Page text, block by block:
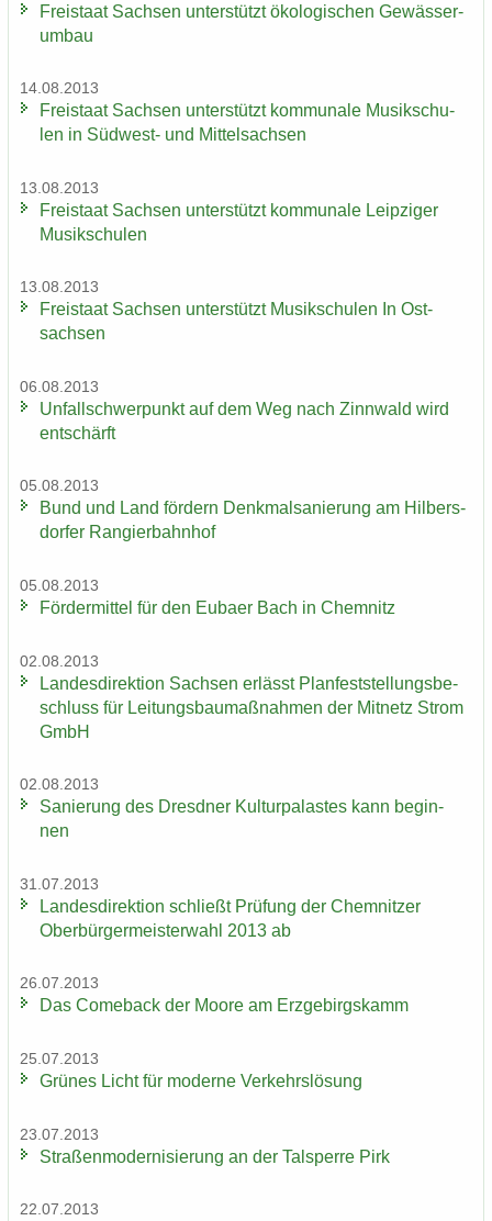
Frei­staat Sach­sen un­ter­stützt öko­lo­gi­schen Ge­wäs­ser­
um­bau
14.08.2013
Frei­staat Sach­sen un­ter­stützt kom­mu­na­le Mu­sik­schu­
len in Südwest-​ und Mit­tel­sach­sen
13.08.2013
Frei­staat Sach­sen un­ter­stützt kom­mu­na­le Leip­zi­ger
Mu­sik­schu­len
13.08.2013
Frei­staat Sach­sen un­ter­stützt Mu­sik­schu­len In Ost­
sach­sen
06.08.2013
Un­fall­schwer­punkt auf dem Weg nach Zinn­wald wird
ent­schärft
05.08.2013
Bund und Land för­dern Denk­mal­sa­nie­rung am Hil­bers­
dor­fer Ran­gier­bahn­hof
05.08.2013
För­der­mit­tel für den Eu­ba­er Bach in Chem­nitz
02.08.2013
Lan­des­di­rek­ti­on Sach­sen er­lässt Plan­fest­stel­lungs­be­
schluss für Lei­tungs­bau­maß­nah­men der Mit­netz Strom
GmbH
02.08.2013
Sa­nie­rung des Dresd­ner Kul­tur­pa­las­tes kann be­gin­
nen
31.07.2013
Lan­des­di­rek­ti­on schließt Prü­fung der Chem­nit­zer
Ober­bür­ger­meis­ter­wahl 2013 ab
26.07.2013
Das Come­back der Moore am Erz­ge­birgs­kamm
25.07.2013
Grü­nes Licht für mo­der­ne Ver­kehrs­lö­sung
23.07.2013
Stra­ßen­mo­der­ni­sie­rung an der Tal­sper­re Pirk
22.07.2013